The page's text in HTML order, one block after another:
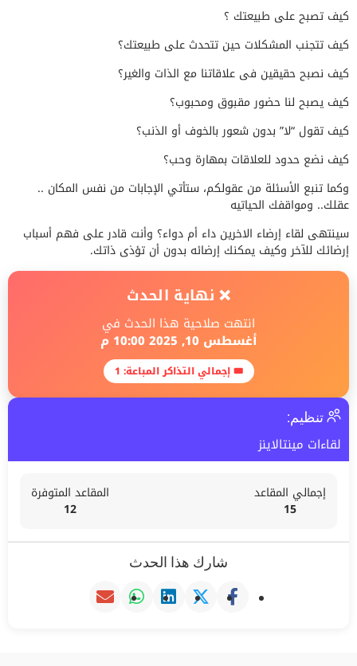
كيف تصبح على طبيعتك ؟
كيف تتجنب المشكلات حين تتحدث على طبيعتك؟
كيف نصبح حقيقين فى علاقاتنا مع الذات والغير؟
كيف يصبح لنا حضور مقبوق ومحبوب؟
كيف تقول “لا” بدون شعور بالخوف أو الذنب؟
كيف نضع حدود للعلاقات بمهارة وحب؟
وكما تنبع الأسئلة من عقولكم، ستأتي الإجابات من نفس المكان ..
عقلك.. ومواقفك الحياتيه
سينتهى لقاء إرضاء الاخرين داء أم دواء؟ وأنت قادر على فهم أسباب
إرضائك للآخر وكيف يمكنك إرضائه بدون أن تؤذى ذاتك.
❌ نهاية الحدث
انتهت صلاحية هذا الحدث في
أغسطس 10, 2025 10:00 م
🎟 إجمالي التذاكر المباعة: 1
تنظيم:
لقاءات مينتالاينز
إجمالي المقاعد
15
المقاعد المتوفرة
12
شارك هذا الحدث